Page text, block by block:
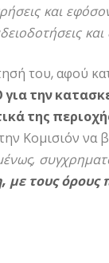
και
και
του, αφού
για την
της
Κομισιόν να
τους